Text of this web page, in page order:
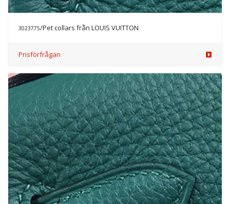
3023775/Pet collars från LOUIS VUITTON
Prisförfrågan